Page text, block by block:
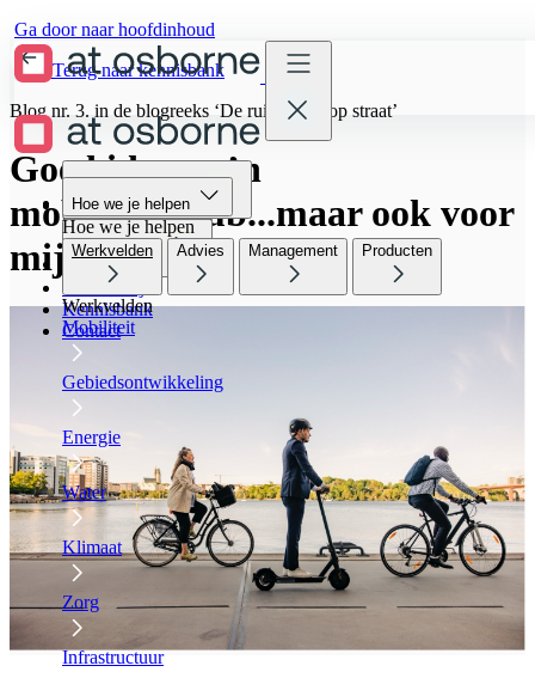
Ga door naar hoofdinhoud
Hoe we je helpen
Wie we zijn
Werken bij
Kennisbank
Contact
Hoe we je helpen
Hoe we je helpen
Werkvelden Advies Management Producten
Werkvelden
Mobiliteit
Gebiedsontwikkeling
Energie
Water
Klimaat
Zorg
Infrastructuur
Terug naar kennisbank
Blog nr. 3. in de blogreeks ‘De ruimte ligt op straat’
Goed idee, zo’n
mobiliteitshub...maar ook voor
mij?!